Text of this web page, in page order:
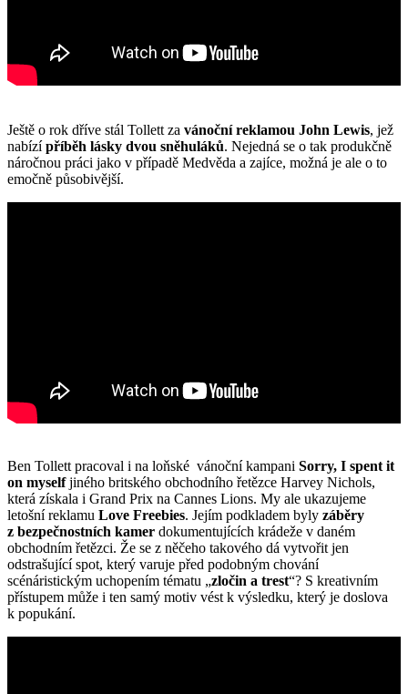
Ještě o rok dříve stál Tollett za vánoční reklamou John Lewis, jež
nabízípříběh lásky dvou sněhuláků. Nejedná se o tak produkčně
náročnou práci jako v případě Medvěda a zajíce, možná je ale o to
emočně působivější.
Ben Tollett pracoval i na loňské vánoční kampani Sorry, I spent it
on myselfjiného britského obchodního řetězce Harvey Nichols,
která získala i Grand Prix na Cannes Lions. My ale ukazujeme
letošní reklamu Love Freebies. Jejím podkladem byly záběry
z bezpečnostních kamer dokumentujících krádeže v daném
obchodním řetězci. Že se z něčeho takového dá vytvořit jen
odstrašující spot, který varuje před podobným chování
scénáristickým uchopením tématu „zločin a trest“? S kreativním
přístupem může i ten samý motiv vést k výsledku, který je doslova
k popukání.